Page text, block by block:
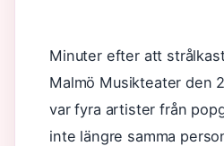
Minuter efter att
Malmö Musikteater den
var fyra artister från
inte längre samma